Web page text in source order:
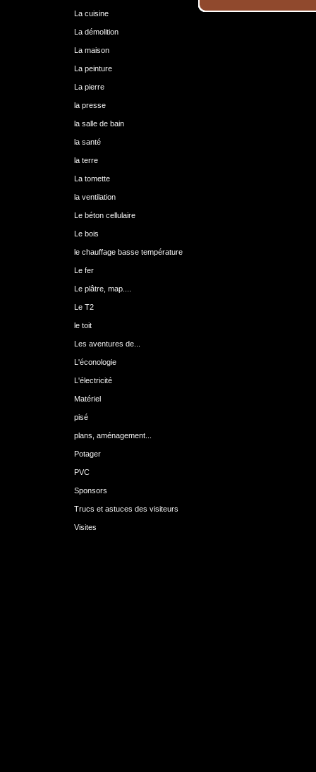
La cuisine
La démolition
La maison
La peinture
La pierre
la presse
la salle de bain
la santé
la terre
La tomette
la ventilation
Le béton cellulaire
Le bois
le chauffage basse température
Le fer
Le plâtre, map....
Le T2
le toit
Les aventures de...
L'éconologie
L'électricité
Matériel
pisé
plans, aménagement...
Potager
PVC
Sponsors
Trucs et astuces des visiteurs
Visites